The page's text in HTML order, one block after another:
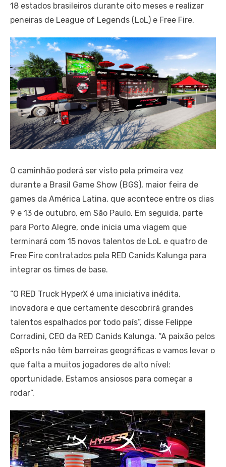
18 estados brasileiros durante oito meses e realizar
peneiras de League of Legends (LoL) e Free Fire.
O caminhão poderá ser visto pela primeira vez
durante a Brasil Game Show (BGS), maior feira de
games da América Latina, que acontece entre os dias
9 e 13 de outubro, em São Paulo. Em seguida, parte
para Porto Alegre, onde inicia uma viagem que
terminará com 15 novos talentos de LoL e quatro de
Free Fire contratados pela RED Canids Kalunga para
integrar os times de base.
“O RED Truck HyperX é uma iniciativa inédita,
inovadora e que certamente descobrirá grandes
talentos espalhados por todo país”, disse Felippe
Corradini, CEO da RED Canids Kalunga. “A paixão pelos
eSports não têm barreiras geográficas e vamos levar o
que falta a muitos jogadores de alto nível:
oportunidade. Estamos ansiosos para começar a
rodar”.